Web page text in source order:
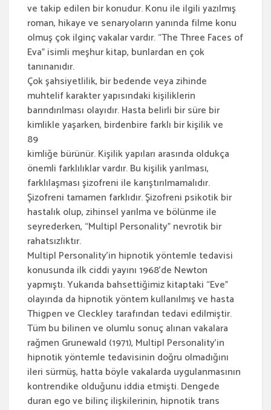
ve takip edilen bir konudur. Konu ile ilgili yazılmış
roman, hikaye ve senaryoların yanında filme konu
olmuş çok ilginç vakalar vardır. “The Three Faces of
Eva” isimli meşhur kitap, bunlardan en çok
tanınanıdır.
Çok şahsiyetlilik, bir bedende veya zihinde
muhtelif karakter yapısındaki kişiliklerin
barındırılması olayıdır. Hasta belirli bir süre bir
kimlikle yaşarken, birdenbire farklı bir kişilik ve
89
kimliğe bürünür. Kişilik yapıları arasında oldukça
önemli farklılıklar vardır. Bu kişilik yarılması,
farklılaşması şizofreni ile karıştırılmamalıdır.
Şizofreni tamamen farklıdır. Şizofreni psikotik bir
hastalık olup, zihinsel yarılma ve bölünme ile
seyrederken, “Multipl Personality” nevrotik bir
rahatsızlıktır.
Multipl Personality’in hipnotik yöntemle tedavisi
konusunda ilk ciddi yayını 1968’de Newton
yapmıştı. Yukarıda bahsettiğimiz kitaptaki “Eve”
olayında da hipnotik yöntem kullanılmış ve hasta
Thigpen ve Cleckley tarafından tedavi edilmiştir.
Tüm bu bilinen ve olumlu sonuç alınan vakalara
rağmen Grunewald (1971), Multipl Personality’in
hipnotik yöntemle tedavisinin doğru olmadığını
ileri sürmüş, hatta böyle vakalarda uygulanmasının
kontrendike olduğunu iddia etmişti. Dengede
duran ego ve bilinç ilişkilerinin, hipnotik trans